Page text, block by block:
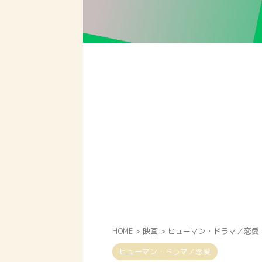
HOME > 映画 > ヒューマン・ドラマ／恋愛
ヒューマン・ドラマ／恋愛